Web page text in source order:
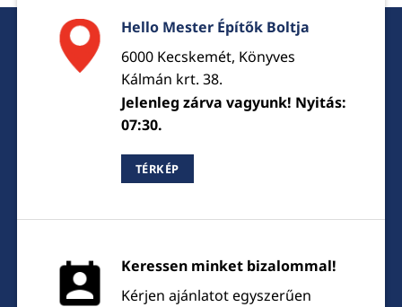
Hello Mester Építők Boltja
6000 Kecskemét, Könyves
Kálmán krt. 38.
Jelenleg zárva vagyunk! Nyitás:
07:30.
TÉRKÉP
Keressen minket bizalommal!
Kérjen ajánlatot egyszerűen